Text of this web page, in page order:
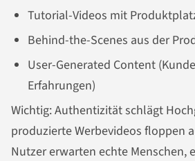
Tutorial-Videos mit
Behind-the-Scenes aus der
User-Generated Content
Erfahrungen)
Wichtig: Authentizität schlägt
produzierte Werbevideos floppen
Nutzer erwarten echte Menschen,